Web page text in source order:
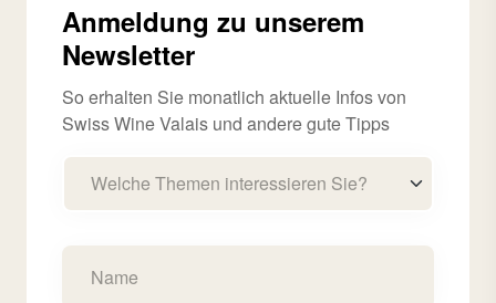
Anmeldung zu unserem
Newsletter
So erhalten Sie monatlich aktuelle Infos von
Swiss Wine Valais und andere gute Tipps
Welche Themen interessieren Sie?